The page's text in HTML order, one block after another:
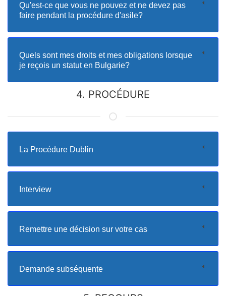
Qu'est-ce que vous ne pouvez et ne devez pas
faire pendant la procédure d'asile?
Quels sont mes droits et mes obligations lorsque
je reçois un statut en Bulgarie?
4. PROCÉDURE
La Procédure Dublin
Interview
Remettre une décision sur votre cas
Demande subséquente